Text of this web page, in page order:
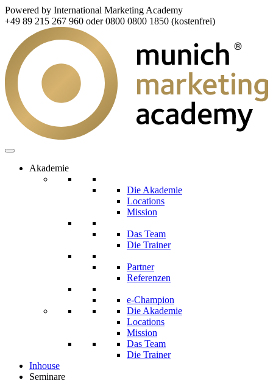
Powered by International Marketing Academy
+49 89 215 267 960 oder 0800 0800 1850 (kostenfrei)
Akademie
Die Akademie
Locations
Mission
Das Team
Die Trainer
Partner
Referenzen
e-Champion
Die Akademie
Locations
Mission
Das Team
Die Trainer
Inhouse
Seminare